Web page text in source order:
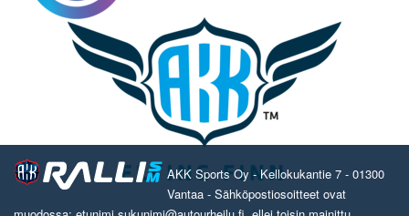
AKK Sports Oy - Kellokukantie 7 - 01300
Vantaa - Sähköpostiosoitteet ovat